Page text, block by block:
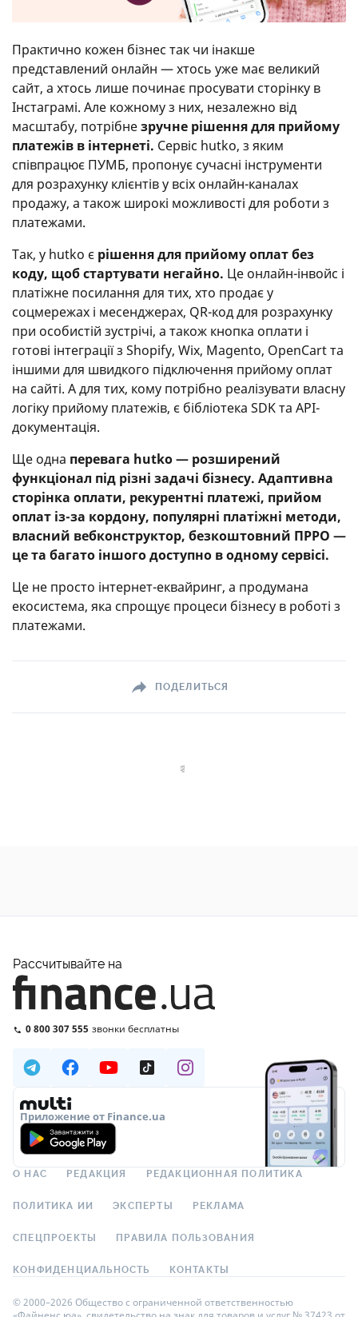
Практично кожен бізнес так чи інакше
представлений онлайн — хтось уже має великий
сайт, а хтось лише починає просувати сторінку в
Інстаграмі. Але кожному з них, незалежно від
масштабу, потрібнезручне рішення для прийому
платежів в інтернеті. Сервіс hutko, з яким
співпрацює ПУМБ, пропонує сучасні інструменти
для розрахунку клієнтів у всіх онлайн-каналах
продажу, а також широкі можливості для роботи з
платежами.
Так, у hutko є рішення для прийому оплат без
коду, щоб стартувати негайно. Це онлайн-інвойс і
платіжне посилання для тих, хто продає у
соцмережах і месенджерах, QR-код для розрахунку
при особистій зустрічі, а також кнопка оплати і
готові інтеграції з Shopify, Wix, Magento, OpenCart та
іншими для швидкого підключення прийому оплат
на сайті. А для тих, кому потрібно реалізувати власну
логіку прийому платежів, є бібліотека SDK та API-
документація.
Ще одна перевага hutko — розширений
функціонал під різні задачі бізнесу. Адаптивна
сторінка оплати, рекурентні платежі, прийом
оплат із-за кордону, популярні платіжні методи,
власний вебконструктор, безкоштовний ПРРО —
це та багато іншого доступно в одному сервісі.
Це не просто інтернет-еквайринг, а продумана
екосистема, яка спрощує процеси бізнесу в роботі з
платежами.
ПОДЕЛИТЬСЯ
Рассчитывайте на
0 800 307 555 звонки бесплатны
Приложение от Finance.ua
О НАС РЕДАКЦИЯ РЕДАКЦИОННАЯ ПОЛИТИКА
ПОЛИТИКА ИИ ЭКСПЕРТЫ РЕКЛАМА
СПЕЦПРОЕКТЫ ПРАВИЛА ПОЛЬЗОВАНИЯ
КОНФИДЕНЦИАЛЬНОСТЬ КОНТАКТЫ
© 2000–2026 Общество с ограниченной ответственностью